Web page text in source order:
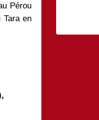
Pérou
en